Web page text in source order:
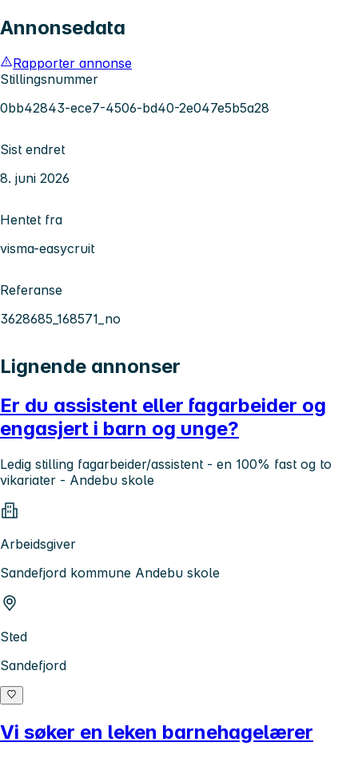
Annonsedata
Rapporter annonse
Stillingsnummer
0bb42843-ece7-4506-bd40-2e047e5b5a28
Sist endret
8. juni 2026
Hentet fra
visma-easycruit
Referanse
3628685_168571_no
Lignende annonser
Er du assistent eller fagarbeider og
engasjert i barn og unge?
Ledig stilling fagarbeider/assistent - en 100% fast og to
vikariater - Andebu skole
Arbeidsgiver
Sandefjord kommune Andebu skole
Sted
Sandefjord
Vi søker en leken barnehagelærer